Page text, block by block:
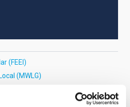
(FEEI)
(MWLG)